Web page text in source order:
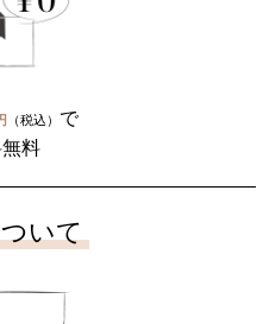
（税込） で
料
いて